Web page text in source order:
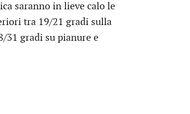
saranno in lieve calo le
tra 19/21 gradi sulla
31 gradi su pianure e